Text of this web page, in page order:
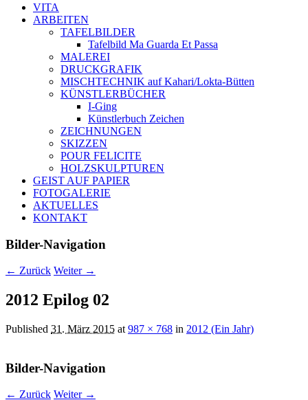
VITA
ARBEITEN
TAFELBILDER
Tafelbild Ma Guarda Et Passa
MALEREI
DRUCKGRAFIK
MISCHTECHNIK auf Kahari/Lokta-Bütten
KÜNSTLERBÜCHER
I-Ging
Künstlerbuch Zeichen
ZEICHNUNGEN
SKIZZEN
POUR FELICITE
HOLZSKULPTUREN
GEIST AUF PAPIER
FOTOGALERIE
AKTUELLES
KONTAKT
Bilder-Navigation
← Zurück Weiter →
2012 Epilog 02
Published 31. März 2015 at 987 × 768 in 2012 (Ein Jahr)
Bilder-Navigation
← Zurück Weiter →